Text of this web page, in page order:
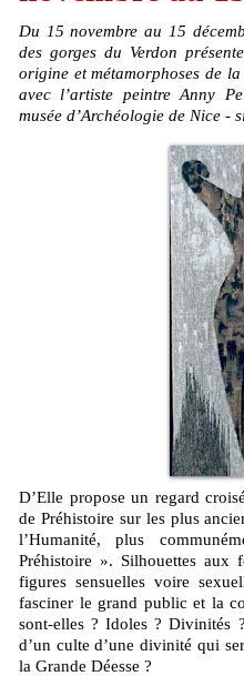
Du 15 novembre au 15
des gorges du Verdon
origine et métamorphoses de
avec l’artiste peintre Anny
musée d’Archéologie de Nice -
D’Elle propose un regard croisé entre Anny Pelouze et le musée
de Préhistoire sur les plus
l’Humanité, plus
Préhistoire ». Silhouettes aux
figures sensuelles voire
fasciner le grand public et la
sont-elles ? Idoles ? Divinités
d’un culte d’une divinité qui
la Grande Déesse ?